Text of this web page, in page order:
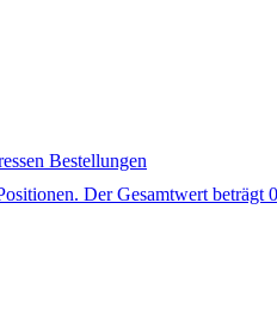
Bestellungen
Der Gesamtwert beträgt